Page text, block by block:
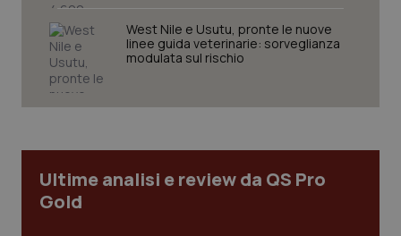
West Nile e Usutu, pronte le nuove
linee guida veterinarie: sorveglianza
modulata sul rischio
Ultime analisi e review da QS Pro
Gold
VISITOR_PRIVACY_METADATA
YouTube
.youtube.com